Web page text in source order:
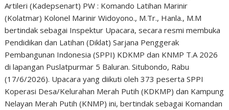
Artileri (Kadepsenart) PW : Komando Latihan Marinir
(Kolatmar) Kolonel Marinir Widoyono., M.Tr., Hanla., M.M
bertindak sebagai Inspektur Upacara, secara resmi membuka
Pendidikan dan Latihan (Diklat) Sarjana Penggerak
Pembangunan Indonesia (SPPI) KDKMP dan KNMP T.A 2026
di lapangan Puslatpurmar 5 Baluran. Situbondo, Rabu
(17/6/2026). Upacara yang diikuti oleh 373 peserta SPPI
Koperasi Desa/Kelurahan Merah Putih (KDKMP) dan Kampung
Nelayan Merah Putih (KNMP) ini, bertindak sebagai Komandan